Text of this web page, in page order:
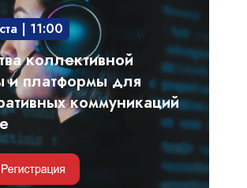
| 11:00
коллективной
и платформы для
коммуникаций